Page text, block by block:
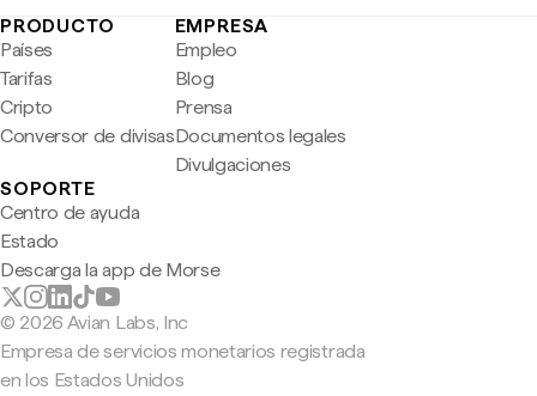
PRODUCTO
Países
Tarifas
Cripto
Conversor de divisas
EMPRESA
Empleo
Blog
Prensa
Documentos legales
Divulgaciones
SOPORTE
Centro de ayuda
Estado
Descarga la app de Morse
© 2026 Avian Labs, Inc
Empresa de servicios monetarios registrada
en los Estados Unidos